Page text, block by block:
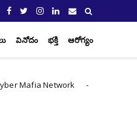
వినోదం భక్తి ఆరోగ్యం
International